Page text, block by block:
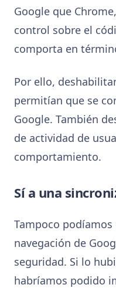
Google que
control sobre el
comporta en
Por ello,
permitían que se
Google. También
de actividad de
comportamiento.
Sí a una
Tampoco
navegación de
seguridad. Si lo
habríamos podido